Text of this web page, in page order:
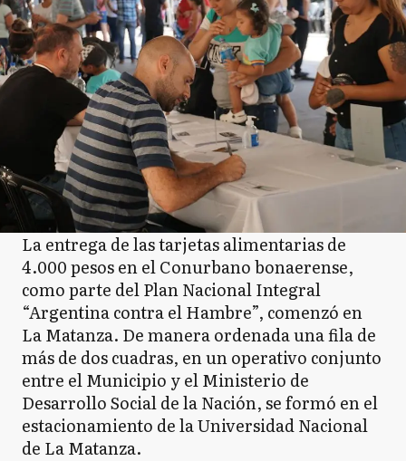
La entrega de las tarjetas alimentarias de
4.000 pesos en el Conurbano bonaerense,
como parte del Plan Nacional Integral
“Argentina contra el Hambre”, comenzó en
La Matanza. De manera ordenada una fila de
más de dos cuadras, en un operativo conjunto
entre el Municipio y el Ministerio de
Desarrollo Social de la Nación, se formó en el
estacionamiento de la Universidad Nacional
de La Matanza.